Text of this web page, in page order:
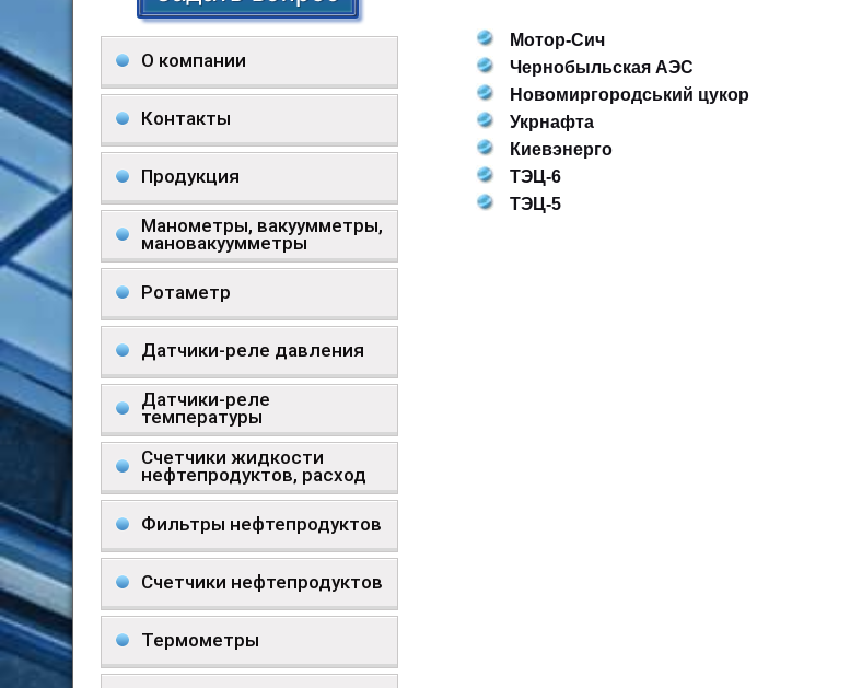
О компании
Контакты
Продукция
Манометры, вакуумметры,
мановакуумметры
Ротаметр
Датчики-реле давления
Датчики-реле
температуры
Счетчики жидкости
нефтепродуктов, расход
Фильтры нефтепродуктов
Счетчики нефтепродуктов
Термометры
Мотор-Сич
Чернобыльская АЭС
Новомиргородський цукор
Укрнафта
Киевэнерго
ТЭЦ-6
ТЭЦ-5